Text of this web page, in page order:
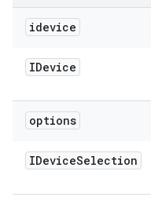
idevice
IDevice
options
IDeviceSelection